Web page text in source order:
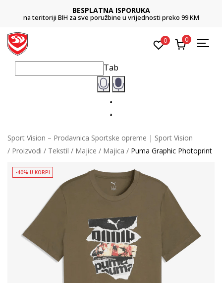
BESPLATNA ISPORUKA
na teritoriji BIH za sve poružbine u vrijednosti preko 99 KM
0 0
Tab
Sport Vision – Prodavnica Sportske opreme | Sport Vision
Proizvodi
Tekstil Majice Majica Puma Graphic Photoprint
-40% U KORPI